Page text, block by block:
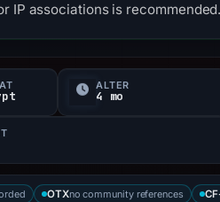
IP associations is recommended.
ALTER
4 mo
OTXno community references